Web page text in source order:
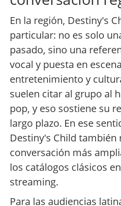
En la región, Destiny's
particular: no es solo
pasado, sino una
vocal y puesta en
entretenimiento y
suelen citar al grupo al
pop, y eso sostiene su
largo plazo. En ese
Destiny's Child también
conversación más
los catálogos clásicos
streaming.
Para las audiencias